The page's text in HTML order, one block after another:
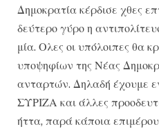
Δημοκρατία κέρδισε χθες
δεύτερο γύρο η
μία. Ολες οι υπόλοιπες θα
υποψηφίων της Νέας
ανταρτών. Δηλαδή έχουμε
ΣΥΡΙΖΑ και άλλες
ήττα, παρά κάποια